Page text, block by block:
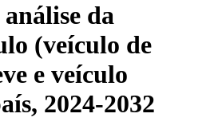
da
(veículo de
e veículo
2024-2032